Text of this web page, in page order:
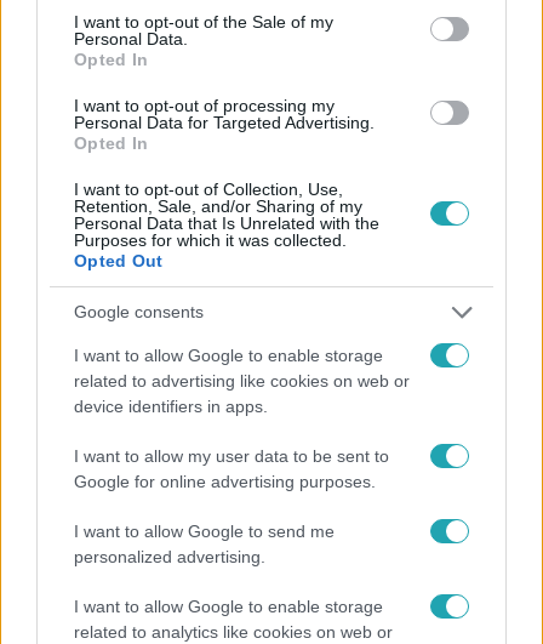
consent section.
I want to opt-out of the Sale of my
Personal Data.
Opted In
I want to opt-out of processing my
Personal Data for Targeted Advertising.
Opted In
I want to opt-out of Collection, Use,
Retention, Sale, and/or Sharing of my
Personal Data that Is Unrelated with the
Purposes for which it was collected.
Opted Out
Google consents
I want to allow Google to enable storage
related to advertising like cookies on web or
device identifiers in apps.
I want to allow my user data to be sent to
Google for online advertising purposes.
I want to allow Google to send me
personalized advertising.
I want to allow Google to enable storage
related to analytics like cookies on web or
TOROK # MUSZLIM #ERIKA LOVAS ROZI
RTL KLUB
Népszerű
Reggeli